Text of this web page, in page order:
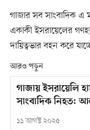
গাজার সব সাংবাদিক এ
একাকী ইসরায়েলের
দায়িত্বভার বহন করে
আরও পড়ুন
গাজায় ইসরায়েলি
সাংবাদিক নিহত:
১১ আগস্ট ২০২৫